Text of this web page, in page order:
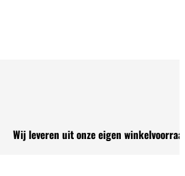
Wij leveren uit onze eigen winkelvoorraad!